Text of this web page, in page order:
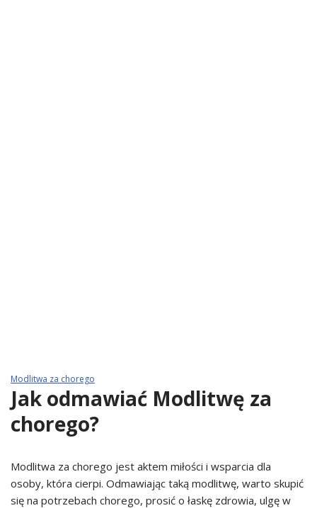
Modlitwa za chorego
Jak odmawiać Modlitwę za
chorego?
Modlitwa za chorego jest aktem miłości i wsparcia dla
osoby, która cierpi. Odmawiając taką modlitwę, warto skupić
się na potrzebach chorego, prosić o łaskę zdrowia, ulgę w